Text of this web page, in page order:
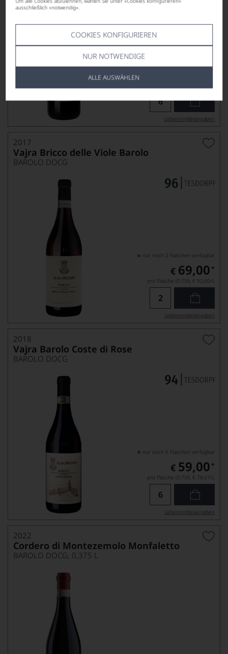
ausschließlich »notwendig«.
COOKIES KONFIGURIEREN
NUR NOTWENDIGE
ALLE AUSWÄHLEN
Lebensmittel­angaben
2017
Vajra Bricco delle Viole Barolo
BAROLO DOCG
nur noch 2 Flaschen verfügbar
€ 69,00 *
pro Flasche (0.75l), € 92,00/L
Lebensmittel­angaben
2018
Vajra Barolo Coste di Rose
BAROLO DOCG
nur noch 6 Flaschen verfügbar
€ 59,00 *
pro Flasche (0.75l), € 78,67/L
Lebensmittel­angaben
2022
Cordero di Montezemolo Monfaletto
BAROLO DOCG, 0,375 L